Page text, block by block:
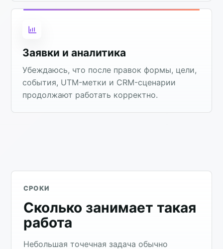
Заявки и аналитика
Убеждаюсь, что после правок формы, цели,
события, UTM-метки и CRM-сценарии
продолжают работать корректно.
СРОКИ
Сколько занимает такая
работа
Небольшая точечная задача обычно